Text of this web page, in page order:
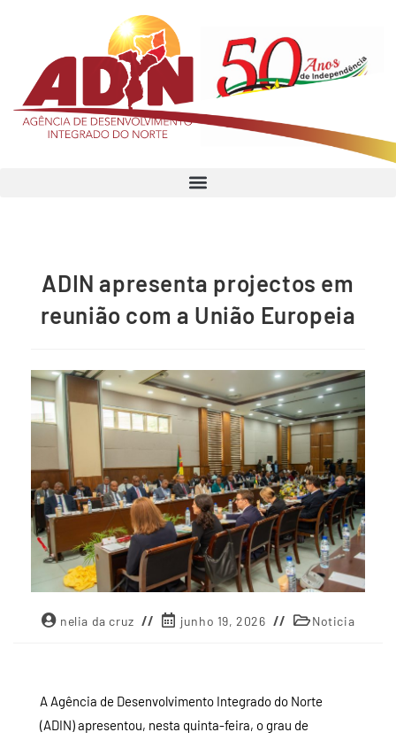
ADIN apresenta projectos em
reunião com a União Europeia
nelia da cruz junho 19, 2026 Noticia
A Agência de Desenvolvimento Integrado do Norte
(ADIN) apresentou, nesta quinta-feira, o grau de